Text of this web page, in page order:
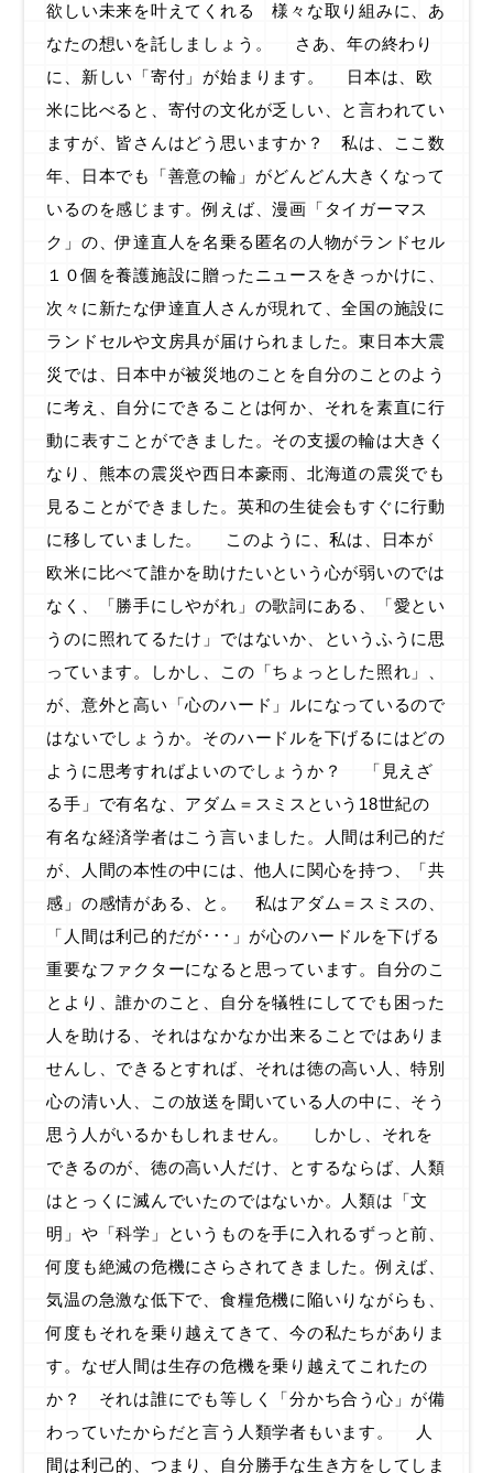
欲しい未来を叶えてくれる 様々な取り組みに、あ
なたの想いを託しましょう。 さあ、年の終わり
に、新しい「寄付」が始まります。 日本は、欧
米に比べると、寄付の文化が乏しい、と言われてい
ますが、皆さんはどう思いますか？ 私は、ここ数
年、日本でも「善意の輪」がどんどん大きくなって
いるのを感じます。例えば、漫画「タイガーマス
ク」の、伊達直人を名乗る匿名の人物がランドセル
１０個を養護施設に贈ったニュースをきっかけに、
次々に新たな伊達直人さんが現れて、全国の施設に
ランドセルや文房具が届けられました。東日本大震
災では、日本中が被災地のことを自分のことのよう
に考え、自分にできることは何か、それを素直に行
動に表すことができました。その支援の輪は大きく
なり、熊本の震災や西日本豪雨、北海道の震災でも
見ることができました。英和の生徒会もすぐに行動
に移していました。 このように、私は、日本が
欧米に比べて誰かを助けたいという心が弱いのでは
なく、「勝手にしやがれ」の歌詞にある、「愛とい
うのに照れてるたけ」ではないか、というふうに思
っています。しかし、この「ちょっとした照れ」、
が、意外と高い「心のハード」ルになっているので
はないでしょうか。そのハードルを下げるにはどの
ように思考すればよいのでしょうか？ 「見えざ
る手」で有名な、アダム＝スミスという18世紀の
有名な経済学者はこう言いました。人間は利己的だ
が、人間の本性の中には、他人に関心を持つ、「共
感」の感情がある、と。 私はアダム＝スミスの、
「人間は利己的だが･･･」が心のハードルを下げる
重要なファクターになると思っています。自分のこ
とより、誰かのこと、自分を犠牲にしてでも困った
人を助ける、それはなかなか出来ることではありま
せんし、できるとすれば、それは徳の高い人、特別
心の清い人、この放送を聞いている人の中に、そう
思う人がいるかもしれません。 しかし、それを
できるのが、徳の高い人だけ、とするならば、人類
はとっくに滅んでいたのではないか。人類は「文
明」や「科学」というものを手に入れるずっと前、
何度も絶滅の危機にさらされてきました。例えば、
気温の急激な低下で、食糧危機に陥いりながらも、
何度もそれを乗り越えてきて、今の私たちがありま
す。なぜ人間は生存の危機を乗り越えてこれたの
か？ それは誰にでも等しく「分かち合う心」が備
わっていたからだと言う人類学者もいます。 人
間は利己的、つまり、自分勝手な生き方をしてしま